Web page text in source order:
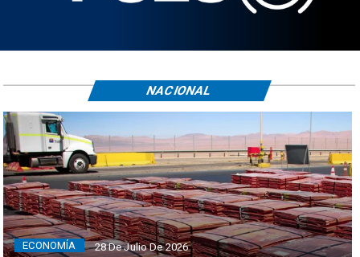
ECONOMÍA 28 De Julio De 2026
NACIONAL